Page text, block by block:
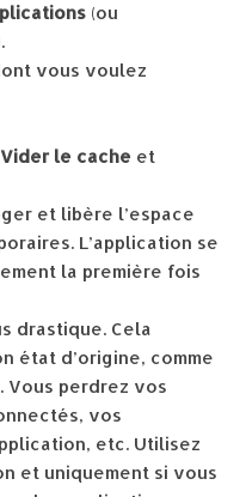
(ou
vous voulez
Vider le cache et
et libère l’espace
L’application se
la première fois
drastique. Cela
état d’origine, comme
Vous perdrez vos
vos
etc. Utilisez
et uniquement si vous